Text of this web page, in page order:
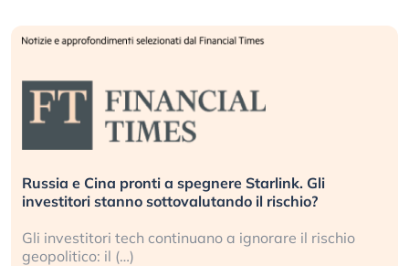
Russia e Cina pronti a spegnere Starlink. Gli
investitori stanno sottovalutando il rischio?
Gli investitori tech continuano a ignorare il rischio
geopolitico: il (…)